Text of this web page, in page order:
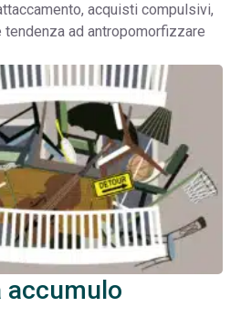
acquisti compulsivi,
ad antropomorfizzare
accumulo